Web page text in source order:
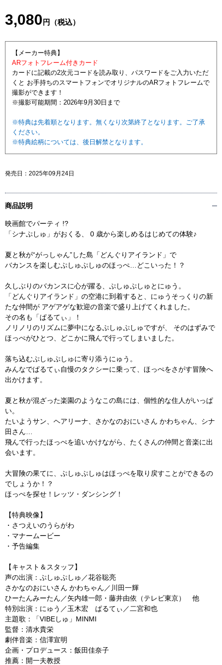
3,080 円（税込）
【メーカー特典】
ARフォトフレーム付きカード
カードに記載の2次元コードを読み取り、パスワードをご入力いただ
くと お手持ちのスマートフォンでオリジナルのARフォトフレームで
撮影ができます！
※撮影可能期間：2026年9月30日まで
※特典は先着順となります。無くなり次第終了となります。ご了承
ください。
※特典絵柄については、後日解禁となります。
発売日： 2025年09月24日
商品説明
映画館でパーティ !?
「シナぷしゅ」がおくる、 0 歳から楽しめるはじめての体験♪
夏と秋が“がっしゃん”した島「どんぐりアイランド」で
バカンスを楽しむぷしゅぷしゅのほっぺ…どこいった！？
久しぶりのバカンスに心が躍る、ぷしゅぷしゅとにゅう。
「どんぐりアイランド」の空港に到着すると、にゅうそっくりの新
たな仲間が アゲアゲな歓迎の音楽で盛り上げてくれました。
その名も「ぱるてぃ」！
ノリノリのリズムに夢中になるぷしゅぷしゅですが、 そのはずみで
ほっぺがひとつ、どこかに飛んで行ってしまいました。
落ち込むぷしゅぷしゅに寄り添うにゅう。
みんなでぱるてぃ自慢のタクシーに乗って、ほっぺをさがす冒険へ
出かけます。
夏と秋が混ざった楽園のようなこの島には、個性的な住人がいっぱ
い。
たいようサン、ヘアリーナ、さかなのおにいさん かわちゃん、シナ
田さん…
飛んで行ったほっぺを追いかけながら、たくさんの仲間と音楽に出
会います。
大冒険の果てに、ぷしゅぷしゅはほっぺを取り戻すことができるの
でしょうか！？
ほっぺを探せ！レッツ・ダンシング！
【特典映像】
・さつえいのうらがわ
・マナームービー
・予告編集
【キャスト＆スタッフ】
声の出演：ぷしゅぷしゅ／花谷聡亮
さかなのおにいさん かわちゃん／川田一輝
ひーたんみーたん／矢内雄一郎・藤井由依（テレビ東京） 他
特別出演：にゅう／玉木宏 ぱるてぃ／二宮和也
主題歌：「VIBEしゅ」MINMI
監督：清水貴栄
劇伴音楽：信澤宣明
企画・プロデュース：飯田佳奈子
推薦：開一夫教授